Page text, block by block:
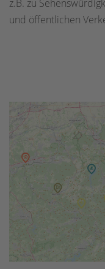
z.B. zu
und öffentlichen